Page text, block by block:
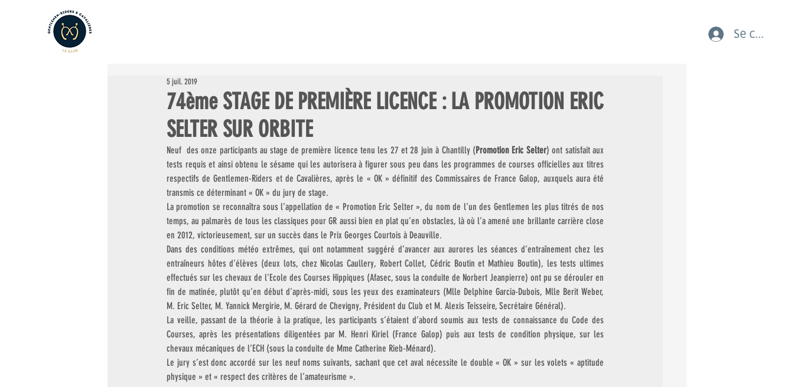
Se
74ème STAGE DE PREMIÈRE LICENCE : LA PROMOTION ERIC
SELTER SUR ORBITE
5 juil. 2019
Neuf  des onze participants au stage de première licence tenu les 27 et 28 juin à Chantilly (Promotion Eric Selter) ont satisfait aux
tests requis et ainsi obtenu le sésame qui les autorisera à figurer sous peu dans les programmes de courses officielles aux titres
respectifs de Gentlemen-Riders et de Cavalières, après le « OK » définitif des Commissaires de France Galop, auxquels aura été
transmis ce déterminant « OK » du jury de stage.
La promotion se reconnaîtra sous l’appellation de « Promotion Eric Selter », du nom de l’un des Gentlemen les plus titrés de nos
temps, au palmarès de tous les classiques pour GR aussi bien en plat qu’en obstacles, là où l’a amené une brillante carrière close
en 2012, victorieusement, sur un succès dans le Prix Georges Courtois à Deauville.
Dans des conditions météo extrêmes, qui ont notamment suggéré d’avancer aux aurores les séances d’entraînement chez les
entraîneurs hôtes d’élèves (deux lots, chez Nicolas Caullery, Robert Collet, Cédric Boutin et Mathieu Boutin), les tests ultimes
effectués sur les chevaux de l’Ecole des Courses Hippiques (Afasec, sous la conduite de Norbert Jeanpierre) ont pu se dérouler en
fin de matinée, plutôt qu’en début d’après-midi, sous les yeux des examinateurs (Mlle Delphine Garcia-Dubois, Mlle Berit Weber,
M. Eric Selter, M. Yannick Mergirie, M. Gérard de Chevigny, Président du Club et M. Alexis Teisseire, Secrétaire Général).
La veille, passant de la théorie à la pratique, les participants s’étaient d’abord soumis aux tests de connaissance du Code des
Courses, après les présentations diligentées par M. Henri Kiriel (France Galop) puis aux tests de condition physique, sur les
chevaux mécaniques de l’ECH (sous la conduite de Mme Catherine Rieb-Ménard).
Le jury s’est donc accordé sur les neuf noms suivants, sachant que cet aval nécessite le double « OK » sur les volets « aptitude
physique » et « respect des critères de l’amateurisme ».